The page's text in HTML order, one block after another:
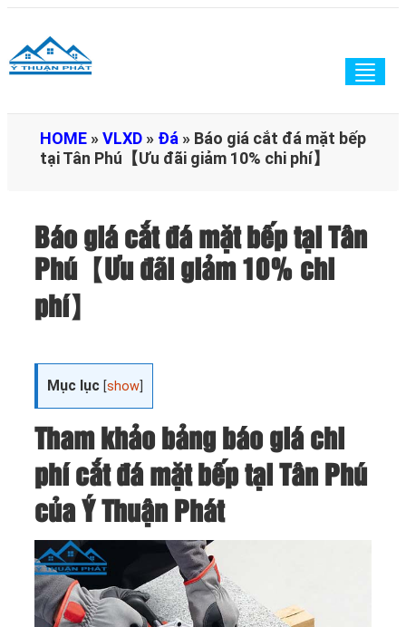
HOME »VLXD » Đá » Báo giá cắt đá mặt bếp
tại Tân Phú【Ưu đãi giảm 10% chi phí】
Báo giá cắt đá mặt bếp tại Tân
Phú【Ưu đãi giảm 10% chi
phí】
Mục lục [show
Tham khảo bảng báo giá chi
phí cắt đá mặt bếp tại Tân Phú
của Ý Thuận Phát